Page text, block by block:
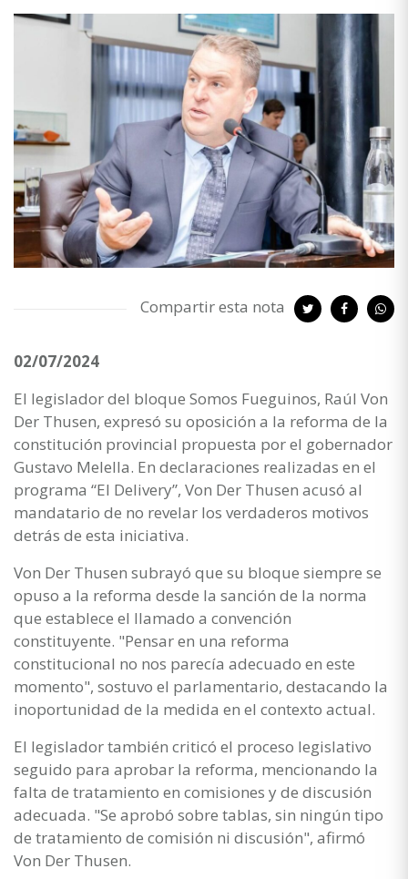
Compartir esta nota
02/07/2024
El legislador del bloque Somos Fueguinos, Raúl Von
Der Thusen, expresó su oposición a la reforma de la
constitución provincial propuesta por el gobernador
Gustavo Melella. En declaraciones realizadas en el
programa “El Delivery”, Von Der Thusen acusó al
mandatario de no revelar los verdaderos motivos
detrás de esta iniciativa.
Von Der Thusen subrayó que su bloque siempre se
opuso a la reforma desde la sanción de la norma
que establece el llamado a convención
constituyente. "Pensar en una reforma
constitucional no nos parecía adecuado en este
momento", sostuvo el parlamentario, destacando la
inoportunidad de la medida en el contexto actual.
El legislador también criticó el proceso legislativo
seguido para aprobar la reforma, mencionando la
falta de tratamiento en comisiones y de discusión
adecuada. "Se aprobó sobre tablas, sin ningún tipo
de tratamiento de comisión ni discusión", afirmó
Von Der Thusen.